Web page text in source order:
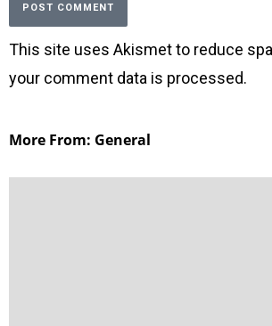
This site uses Akismet to reduce
your comment data is processed.
More From: General